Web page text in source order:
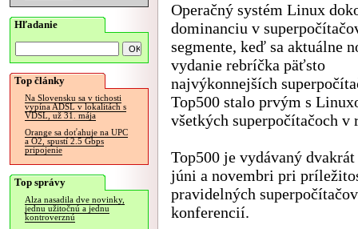
Hľadanie
Top články
Na Slovensku sa v tichosti
vypína ADSL v lokalitách s
VDSL, už 31. mája
Orange sa doťahuje na UPC
a O2, spustí 2.5 Gbps
pripojenie
Top správy
Alza nasadila dve novinky,
jednu užitočnú a jednu
kontroverznú
Operačný systém Linux
dominanciu v
segmente, keď sa aktuálne
vydanie rebríčka päťsto
najvýkonnejších
Top500 stalo prvým s
všetkých superpočítačoch v
Top500 je vydávaný
júni a novembri pri
pravidelných
konferencií.